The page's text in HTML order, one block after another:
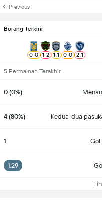
Previous
Borang Terkini
0-0 1-2 1-1 0-0 2-1
5 Permainan Terakhir
0 (0%)
4 (80%) Kedua-dua
1 Gol
1.29